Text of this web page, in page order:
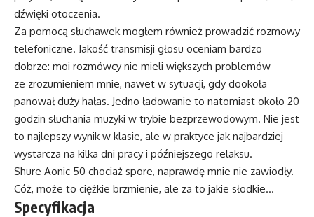
dźwięki otoczenia.
Za pomocą słuchawek mogłem również prowadzić rozmowy
telefoniczne. Jakość transmisji głosu oceniam bardzo
dobrze: moi rozmówcy nie mieli większych problemów
ze zrozumieniem mnie, nawet w sytuacji, gdy dookoła
panował duży hałas. Jedno ładowanie to natomiast około 20
godzin słuchania muzyki w trybie bezprzewodowym. Nie jest
to najlepszy wynik w klasie, ale w praktyce jak najbardziej
wystarcza na kilka dni pracy i późniejszego relaksu.
Shure Aonic 50 chociaż spore, naprawdę mnie nie zawiodły.
Cóż, może to ciężkie brzmienie, ale za to jakie słodkie…
Specyfikacja